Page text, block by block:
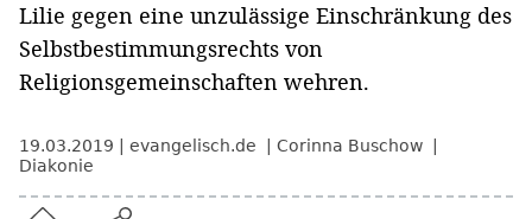
Lilie gegen eine unzulässige Einschränkung des
Selbstbestimmungsrechts von
Religionsgemeinschaften wehren.
19.03.2019 evangelisch.de
Corinna Buschow
Diakonie